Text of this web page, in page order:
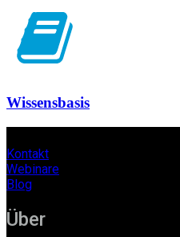
Wissensbasis
Kontakt
Webinare
Blog
Über